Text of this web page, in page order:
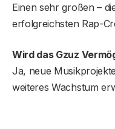
Einen sehr großen –
erfolgreichsten Rap-
Wird das Gzuz
Ja, neue
weiteres Wachstum